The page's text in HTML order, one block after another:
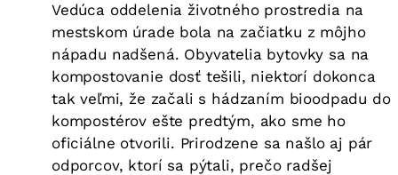
Vedúca oddelenia životného prostredia na
mestskom úrade bola na začiatku z môjho
nápadu nadšená. Obyvatelia bytovky sa na
kompostovanie dosť tešili, niektorí dokonca
tak veľmi, že začali s hádzaním bioodpadu do
kompostérov ešte predtým, ako sme ho
oficiálne otvorili. Prirodzene sa našlo aj pár
odporcov, ktorí sa pýtali, prečo radšej